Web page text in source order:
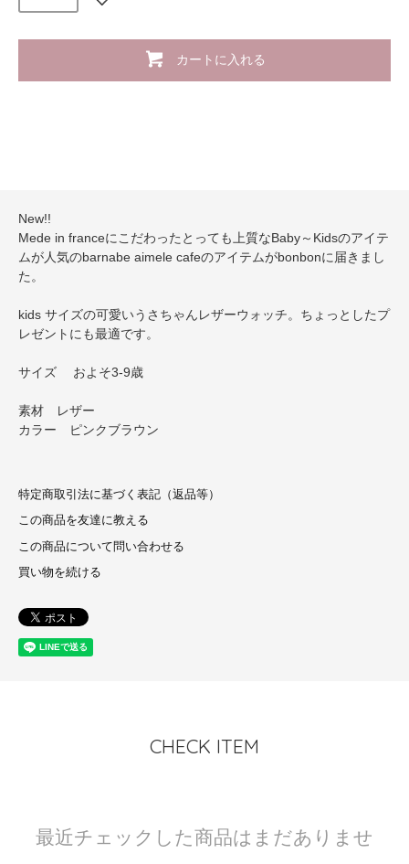
カートに入れる
New!!
Mede in franceにこだわったとっても上質なBaby～Kidsのアイテ
ムが人気のbarnabe aimele cafeのアイテムがbonbonに届きまし
た。
kids サイズの可愛いうさちゃんレザーウォッチ。ちょっとしたプ
レゼントにも最適です。
サイズ およそ3-9歳
素材 レザー
カラー ピンクブラウン
特定商取引法に基づく表記（返品等）
この商品を友達に教える
この商品について問い合わせる
買い物を続ける
CHECK ITEM
最近チェックした商品はまだありませ